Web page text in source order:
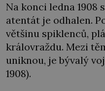
Na konci ledna 1908
atentát je odhalen.
většinu spiklenců,
královraždu. Mezi
uniknou, je bývalý
1908).